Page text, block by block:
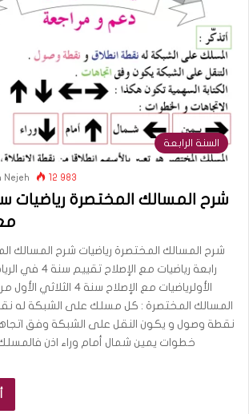
السنة الرابعة
Nejeh 12 983
شرح المسالك المختصرة رياضيات
شرح المسالك المختصرة رياضيات شرح المسالك
رابعة رياضيات مع
المسالك المختصرة : كل مسلك على الشبكة له
نقطة وصول و يكون النقل على الشبكة وفق
خطوات يمين شمال أمام وراء اذن